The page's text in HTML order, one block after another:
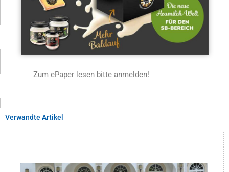
Zum ePaper lesen bitte anmelden!
Verwandte Artikel